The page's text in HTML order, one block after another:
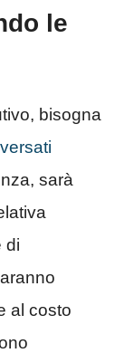
le
bisogna
versati
sarà
di
al costo